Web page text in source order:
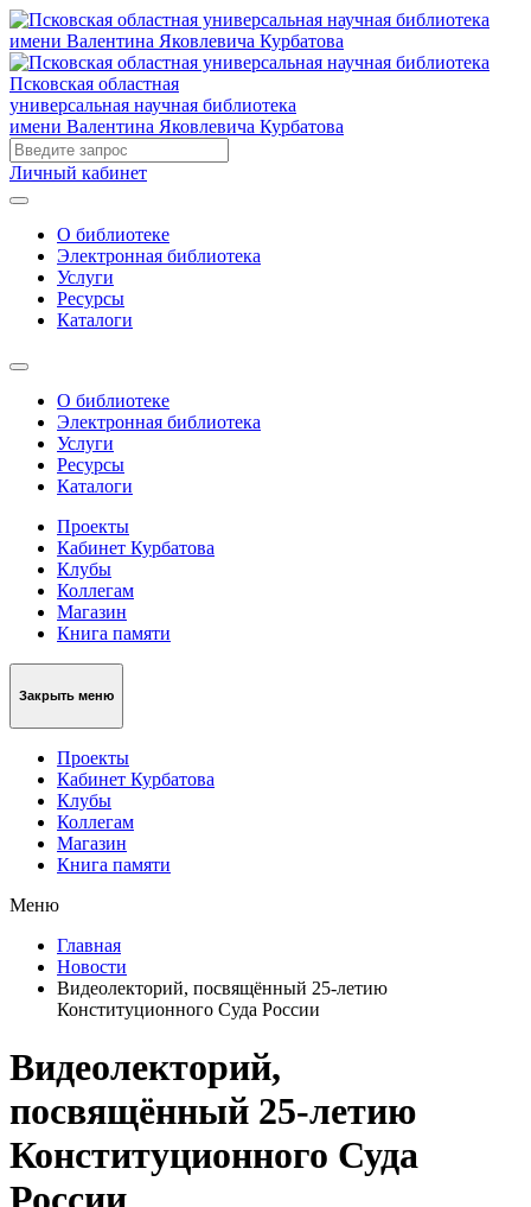
Псковская областная
универсальная научная библиотека
имени Валентина Яковлевича Курбатова
Личный кабинет
О библиотеке
Электронная библиотека
Услуги
Ресурсы
Каталоги
О библиотеке
Электронная библиотека
Услуги
Ресурсы
Каталоги
Проекты
Кабинет Курбатова
Клубы
Коллегам
Магазин
Книга памяти
Закрыть меню
Проекты
Кабинет Курбатова
Клубы
Коллегам
Магазин
Книга памяти
Меню
Главная
Новости
Видеолекторий, посвящённый 25-летию
Конституционного Суда России
Видеолекторий,
посвящённый 25-летию
Конституционного Суда